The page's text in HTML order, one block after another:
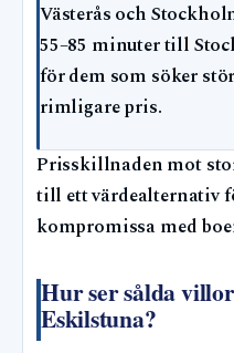
Västerås och
55–85 minuter till
för dem som söker
rimligare pris.
Prisskillnaden mot
till ett värdealternativ
kompromissa med
Hur ser sålda
Eskilstuna?